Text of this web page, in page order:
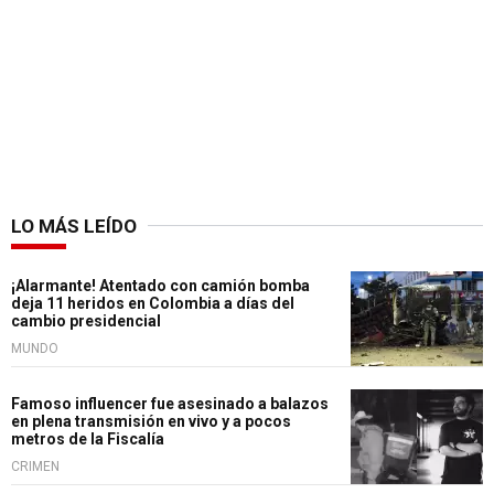
LO MÁS LEÍDO
¡Alarmante! Atentado con camión bomba
deja 11 heridos en Colombia a días del
cambio presidencial
MUNDO
Famoso influencer fue asesinado a balazos
en plena transmisión en vivo y a pocos
metros de la Fiscalía
CRIMEN